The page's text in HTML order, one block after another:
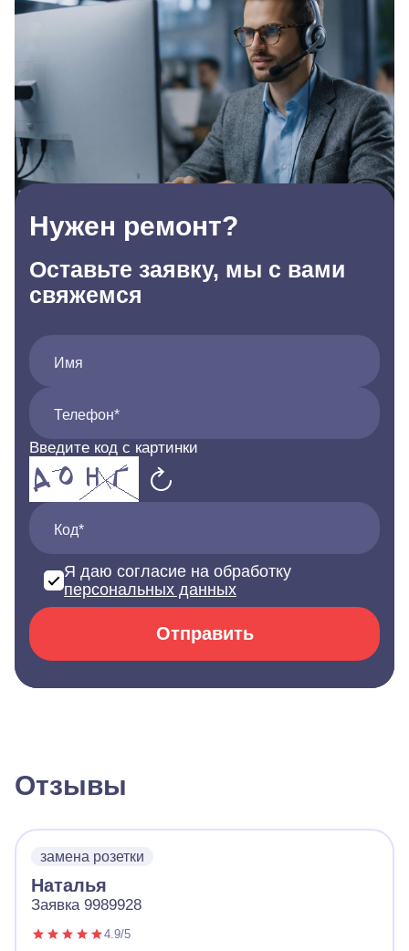
Нужен ремонт?
Оставьте заявку, мы с вами
свяжемся
Имя
Телефон*
Введите код с картинки
Код*
Я даю согласие на обработку
персональных данных
Отправить
Отзывы
замена розетки
Наталья
Заявка 9989928
4.9/5